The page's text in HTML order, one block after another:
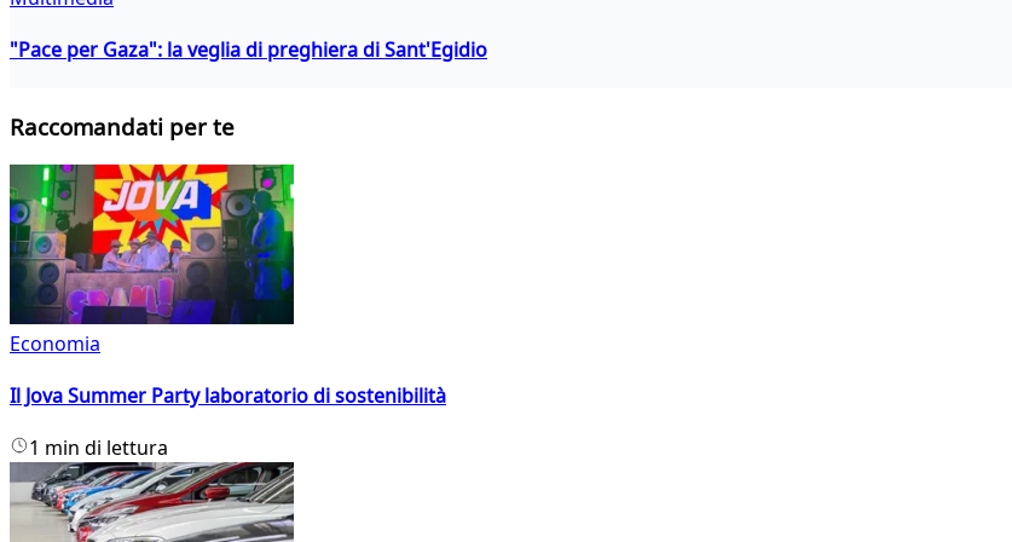
"Pace per Gaza": la veglia di preghiera di Sant'Egidio
Raccomandati per te
Economia
Il Jova Summer Party laboratorio di sostenibilità
1 min di lettura